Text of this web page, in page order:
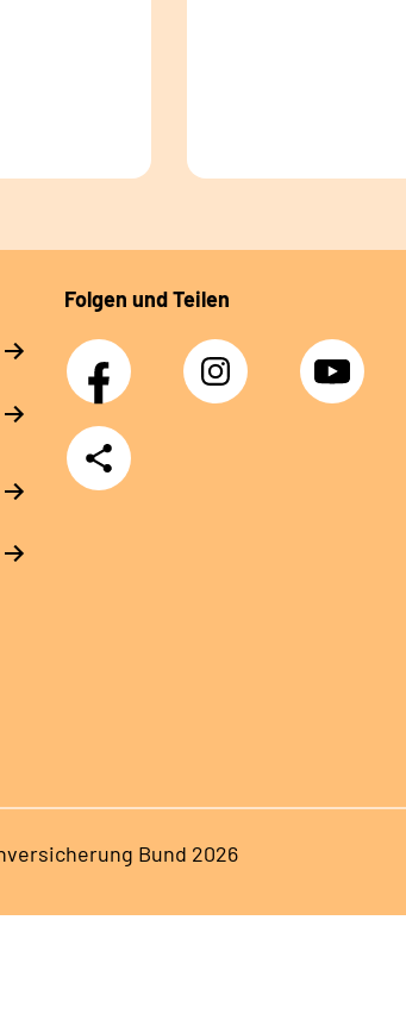
Folgen und Teilen
Facebook Instagram YouTube
Teilen
Bund 2026